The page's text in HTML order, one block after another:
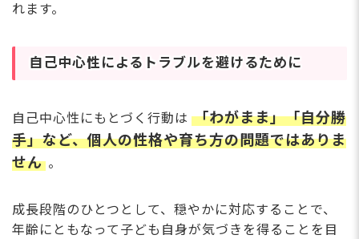
れます。
自己中心性によるトラブルを避けるために
自己中心性にもとづく行動は 「わがまま」「自分勝
手」など、個人の性格や育ち方の問題ではありま
せん 。
成長段階のひとつとして、穏やかに対応することで、
年齢にともなって子ども自身が気づきを得ることを目